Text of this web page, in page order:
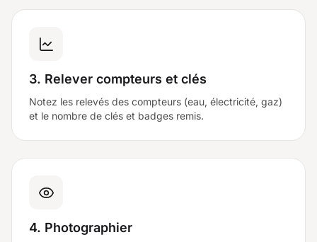
3. Relever compteurs et clés
Notez les relevés des compteurs (eau, électricité, gaz)
et le nombre de clés et badges remis.
4. Photographier